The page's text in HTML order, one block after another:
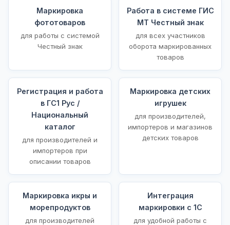
Маркировка
фототоваров
для работы с системой
Честный знак
Работа в системе ГИС
МТ Честный знак
для всех участников
оборота маркированных
товаров
Регистрация и работа
в ГС1 Рус /
Национальный
каталог
для производителей и
импортеров при
описании товаров
Маркировка детских
игрушек
для производителей,
импортеров и магазинов
детских товаров
Маркировка икры и
морепродуктов
для производителей
Интеграция
маркировки с 1С
для удобной работы с